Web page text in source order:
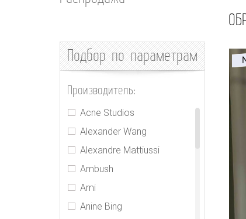
Подборпо параметрам
Производитель:
Acne Studios
Alexander Wang
Alexandre Mattiussi
Ambush
Ami
Anine Bing